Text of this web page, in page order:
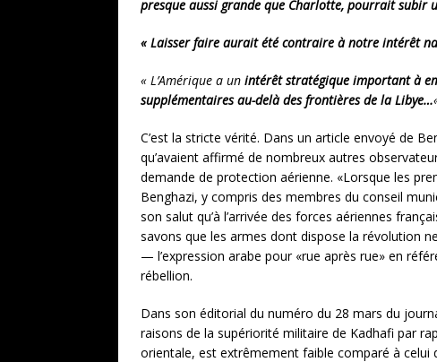
presque aussi grande que Charlotte, pourrait subir
« Laisser faire aurait été contraire à notre intérêt
« L’Amérique a un intérêt stratégique important à
supplémentaires au-delà des frontières de la Libye…
C’est la stricte vérité. Dans un article envoyé de
qu’avaient affirmé de nombreux autres
demande de protection aérienne. «Lorsque les
Benghazi, y compris des membres du conseil
son salut qu’à l’arrivée des forces aériennes
savons que les armes dont dispose la révolution
— l’expression arabe pour «rue après rue» en
rébellion.
Dans son éditorial du numéro du 28 mars du
raisons de la supériorité militaire de Kadhafi par
orientale, est extrêmement faible comparé à celui